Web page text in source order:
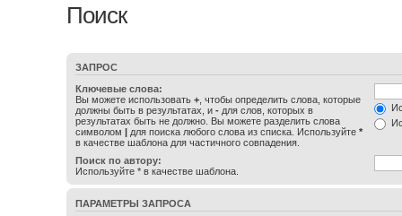
Поиск
ЗАПРОС
Ключевые слова:
Вы можете использовать +, чтобы определить слова, которые
должны быть в результатах, и -для слов, которых в
результатах быть не должно. Вы можете разделить слова
символом
для поиска любого слова из списка. Используйте *
в качестве шаблона для частичного совпадения.
Поиск по автору:
Используйте * в качестве шаблона.
ПАРАМЕТРЫ ЗАПРОСА